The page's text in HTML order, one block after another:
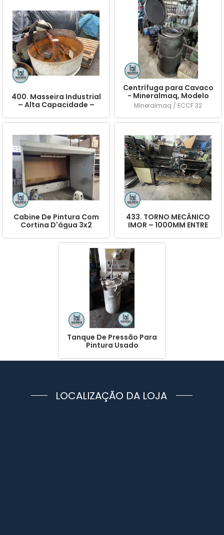
400. Masseira Industrial
– Alta Capacidade –
Centrífuga para Cavaco
- Mineralmaq, Modelo
ECCF 32
Mineralmaq / ECCF 32
Cabine De Pintura Com
Cortina D'água 3x2
433. TORNO MECÂNICO
IMOR – 1000MM ENTRE
Tanque De Pressão Para
Pintura Usado
LOCALIZAÇÃO DA LOJA